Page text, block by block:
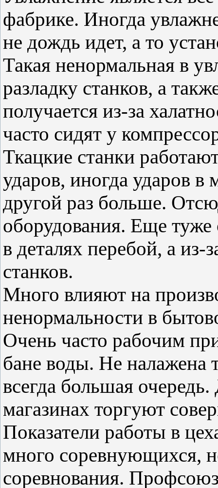
фабрике. Иногда
не дождь идет, а то
Такая ненормальная в
разладку станков, а
получается из-за
часто сидят у
Ткацкие станки
ударов, иногда ударов
другой раз больше.
оборудования. Еще туже
в деталях перебой, а из-
станков.
Много влияют на
ненормальности в
Очень часто рабочим
бане воды. Не налажена
всегда большая
магазинах торгуют
Показатели работы в
много соревнующихся,
соревнования.